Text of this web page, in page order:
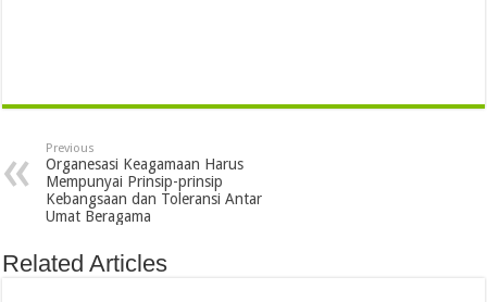
Previous
Organesasi Keagamaan Harus
Mempunyai Prinsip-prinsip
Kebangsaan dan Toleransi Antar
Umat Beragama
Related Articles